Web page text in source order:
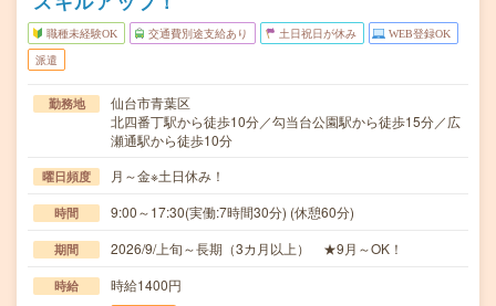
職種未経験OK 交通費別途支給あり 土日祝日が休み WEB登録OK
派遣
勤務地
仙台市青葉区
北四番丁駅から徒歩10分／勾当台公園駅から徒歩15分／広
瀬通駅から徒歩10分
曜日頻度 月～金※土日休み！
時間 9:00～17:30(実働:7時間30分) (休憩60分)
期間 2026/9/上旬～長期（3カ月以上） ★9月～OK！
時給 時給1400円